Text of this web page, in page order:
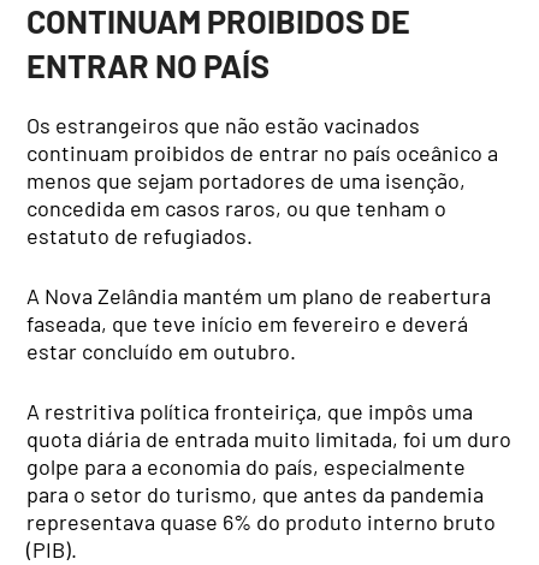
CONTINUAM PROIBIDOS DE
ENTRAR NO PAÍS
Os estrangeiros que não estão vacinados
continuam proibidos de entrar no país oceânico a
menos que sejam portadores de uma isenção,
concedida em casos raros, ou que tenham o
estatuto de refugiados.
A Nova Zelândia mantém um plano de reabertura
faseada, que teve início em fevereiro e deverá
estar concluído em outubro.
A restritiva política fronteiriça, que impôs uma
quota diária de entrada muito limitada, foi um duro
golpe para a economia do país, especialmente
para o setor do turismo, que antes da pandemia
representava quase 6% do produto interno bruto
(PIB).